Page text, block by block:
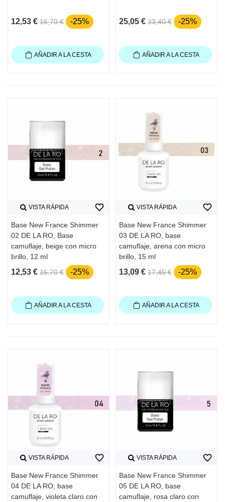
12,53 € 16,70 € -25%
AÑADIR A LA CESTA
25,05 € 33,40 € -25%
AÑADIR A LA CESTA
VISTA RÁPIDA
Base New France Shimmer
02 DE LA RO, Base
camuflaje, beige con micro
brillo, 12 ml
12,53 € 16,70 € -25%
favorite_border
AÑADIR A LA CESTA
VISTA RÁPIDA
Base New France Shimmer
03 DE LA RO, base
camuflaje, arena con micro
brillo, 15 ml
13,09 € 17,45 € -25%
favorite_border
AÑADIR A LA CESTA
VISTA RÁPIDA
Base New France Shimmer
04 DE LA RO, base
camuflaje, violeta claro con
favorite_border VISTA RÁPIDA
Base New France Shimmer
05 DE LA RO, base
camuflaje, rosa claro con
favorite_border